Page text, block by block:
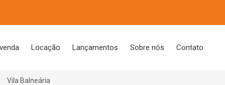
Locação Lançamentos Sobre nós Contato
Vila Balneária